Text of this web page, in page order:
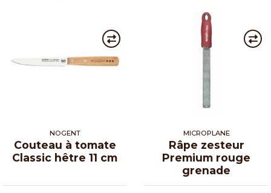
NOGENT
Couteau à tomate
Classic hêtre 11 cm
MICROPLANE
Râpe zesteur
Premium rouge
grenade